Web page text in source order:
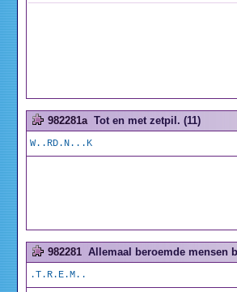
982281a Tot en met zetpil. (11)
W..RD.N...K
982281 Allemaal beroemde mensen
.T.R.E.M..